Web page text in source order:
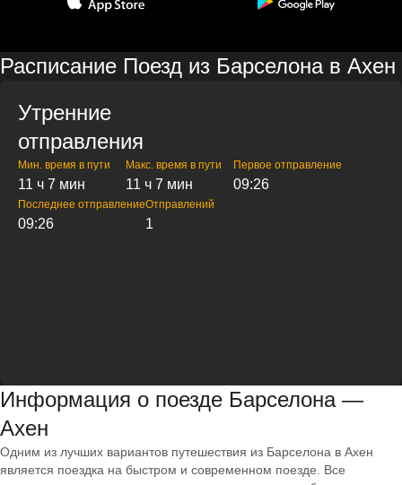
Расписание Поезд из Барселона в Ахен
Утренние
отправления
Мин. время в пути
11 ч 7 мин
Макс. время в пути
11 ч 7 мин
Первое отправление
09:26
Последнее отправление
09:26
Отправлений
1
Информация о поезде Барселона —
Ахен
Одним из лучших вариантов путешествия из Барселона в Ахен
является поездка на быстром и современном поезде. Все